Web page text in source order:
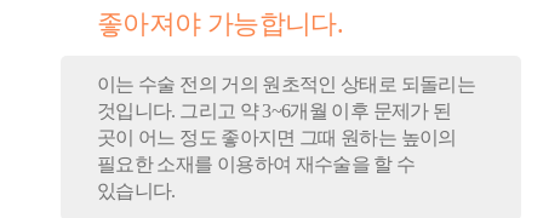
좋아져야 가능합니다.
이는 수술 전의 거의 원초적인 상태로 되돌리는
것입니다. 그리고 약 3~6개월 이후 문제가 된
곳이 어느 정도 좋아지면 그때 원하는 높이의
필요한 소재를 이용하여 재수술을 할 수
있습니다.